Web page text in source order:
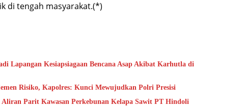
di tengah masyarakat.(*)
Lapangan Kesiapsiagaan Bencana Asap Akibat Karhutla di
Risiko, Kapolres: Kunci Mewujudkan Polri Presisi
Parit Kawasan Perkebunan Kelapa Sawit PT Hindoli